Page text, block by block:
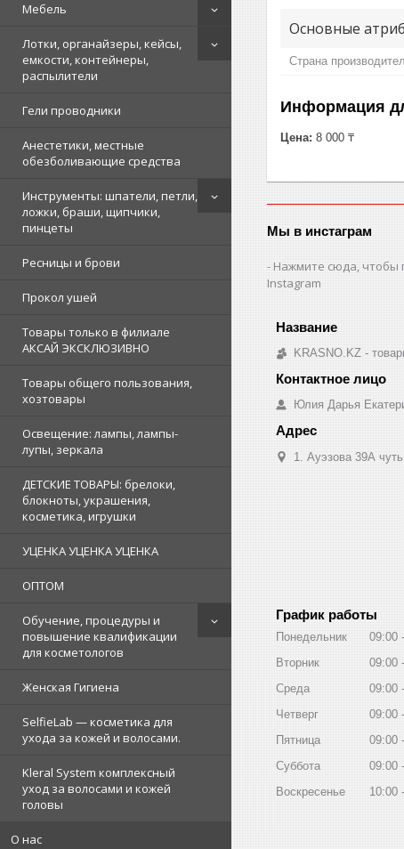
Мебель
Лотки, органайзеры, кейсы,
емкости, контейнеры,
распылители
Гели проводники
Анестетики, местные
обезболивающие средства
Инструменты: шпатели, петли,
ложки, браши, щипчики,
пинцеты
Ресницы и брови
Прокол ушей
Товары только в филиале
АКСАЙ ЭКСКЛЮЗИВНО
Товары общего пользования,
хозтовары
Освещение: лампы, лампы-
лупы, зеркала
ДЕТСКИЕ ТОВАРЫ: брелоки,
блокноты, украшения,
косметика, игрушки
УЦЕНКА УЦЕНКА УЦЕНКА
ОПТОМ
Обучение, процедуры и
повышение квалификации
для косметологов
Женская Гигиена
SelfieLab — косметика для
ухода за кожей и волосами.
Kleral System комплексный
уход за волосами и кожей
головы
О нас
Основные
Страна
Информация
Цена: 8 000 ₸
Мы в инстаграм
Нажмите сюда, чтобы
Instagram
KRASNO.KZ -
Юлия Дарья
1. Ауэзова 39А чуть
График работы
Понедельник 09:00
Вторник
09:00
Среда
09:00
Четверг
09:00
Пятница
09:00
Суббота
09:00
Воскресенье
10:00